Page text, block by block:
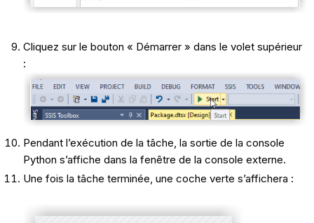
Cliquez sur le bouton « Démarrer » dans le volet supérieur
:
Pendant l’exécution de la tâche, la sortie de la console
Python s’affiche dans la fenêtre de la console externe.
Une fois la tâche terminée, une coche verte s’affichera :